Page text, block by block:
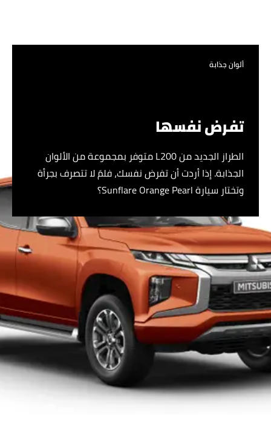
ألوان جذابة
تفرض نفسها
الطراز الجديد من L200 متوفر بمجموعة من الألوان
الجذابة. إذا أردت أن تفرض نفسك، فلمَ لا تتصرف بجرأة
وتختار سيارة Sunflare Orange Pearl؟